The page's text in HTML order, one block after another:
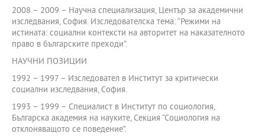
2008 – 2009 – Научна специализация, Център за академични
изследвания, София. Изследователска тема: “Режими на
истината: социални контексти на авторитет на наказателното
право в българските преходи”.
НАУЧНИ ПОЗИЦИИ
1992 – 1997 – Изследовател в Институт за критически
социални изследвания, София.
1993 – 1999 – Специалист в Институт по социология,
Българска академия на науките, Секция “Социология на
отклоняващото се поведение”.